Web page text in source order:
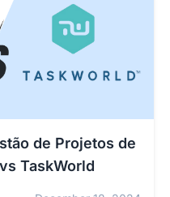
de Projetos de
TaskWorld